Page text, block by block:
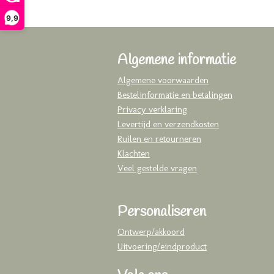
9,9
Algemene informatie
Algemene voorwaarden
Bestelinformatie en betalingen
Privacy verklaring
Levertijd en verzendkosten
Ruilen en retourneren
Klachten
Veel gestelde vragen
Personaliseren
Ontwerp/akkoord
Uitvoering/eindproduct